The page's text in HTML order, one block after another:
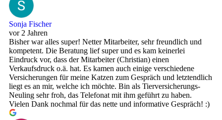
Sonja Fischer
vor 2 Jahren
Bisher war alles super! Netter Mitarbeiter, sehr freundlich und
kompetent. Die Beratung lief super und es kam keinerlei
Eindruck vor, dass der Mitarbeiter (Christian) einen
Verkaufsdruck o.ä. hat. Es kamen auch einige verschiedene
Versicherungen für meine Katzen zum Gespräch und letztendlich
liegt es an mir, welche ich möchte. Bin als Tierversicherungs-
Neuling sehr froh, das Telefonat mit ihm geführt zu haben.
Vielen Dank nochmal für das nette und informative Gespräch! :)